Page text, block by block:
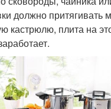
должно притягивать
кастрюлю, плита на